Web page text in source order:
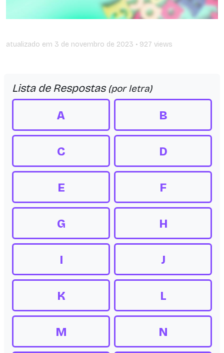
atualizado em 3 de novembro de 2023 • 927 views
Lista de Respostas (por letra)
A B
C D
E F
G H
I J
K L
M N